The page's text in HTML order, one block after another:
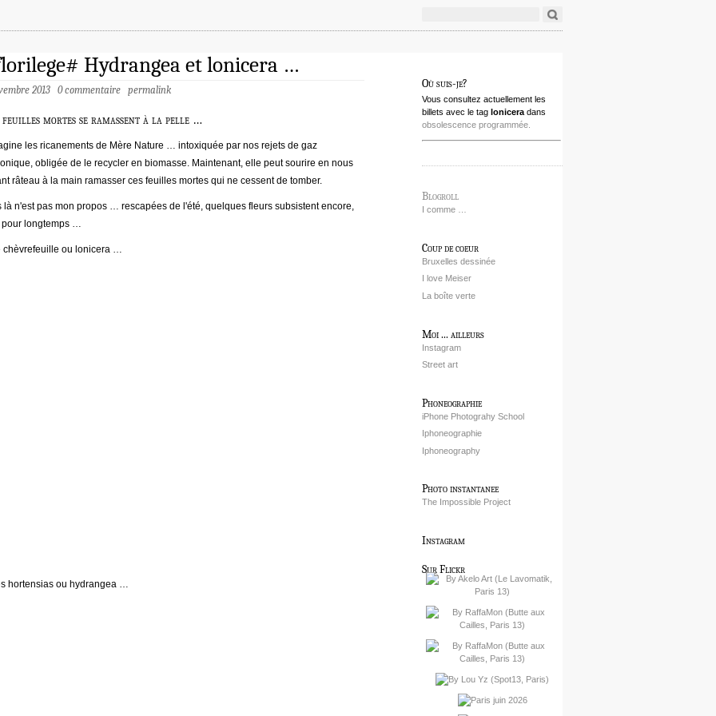
Hydrangea et lonicera …
2013 0 commentaire permalink
feuilles mortes se ramassent à la pelle …
les ricanements de Mère Nature … intoxiquée par nos rejets de gaz
obligée de le recycler en biomasse. Maintenant, elle peut sourire en nous
râteau à la main ramasser ces feuilles mortes qui ne cessent de tomber.
là n'est pas mon propos … rescapées de l'été, quelques fleurs subsistent encore,
pour longtemps …
ou lonicera …
hortensias ou hydrangea …
Où suis-je?
Vous consultez actuellement les
billets avec le tag lonicera dans
obsolescence programmée.
Blogroll
I comme …
Coup de coeur
Bruxelles dessinée
I love Meiser
La boîte verte
Moi ... ailleurs
Instagram
Street art
Phoneographie
iPhone Photograhy School
Iphoneographie
Iphoneography
Photo instantanee
The Impossible Project
Instagram
Sur Flickr